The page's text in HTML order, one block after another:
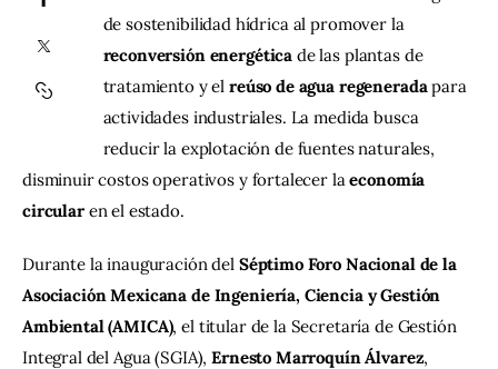
Contacto
de sostenibilidad hídrica al promover la
reconversión energética de las plantas de
tratamiento y el reúso de agua regenerada para
actividades industriales. La medida busca
reducir la explotación de fuentes naturales,
disminuir costos operativos y fortalecer la economía
circular en el estado.
Durante la inauguración del Séptimo Foro Nacional de la
Asociación Mexicana de Ingeniería, Ciencia y Gestión
Ambiental (AMICA), el titular de la Secretaría de Gestión
Integral del Agua (SGIA), Ernesto Marroquín Álvarez,